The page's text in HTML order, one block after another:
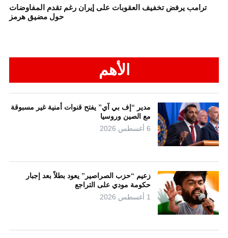
ترامب يرفض تخفيف العقوبات على إيران رغم تقدم المفاوضات
حول مضيق هرمز
الأهم
مدير “إف بي آي” يفتح قنوات أمنية غير مسبوقة
مع الصين وروسيا
6 أغسطس 2026
زعيم “حزب الصراصير” يعود بطلاً بعد إجبار
حكومة مودي على التراجع
1 أغسطس 2026